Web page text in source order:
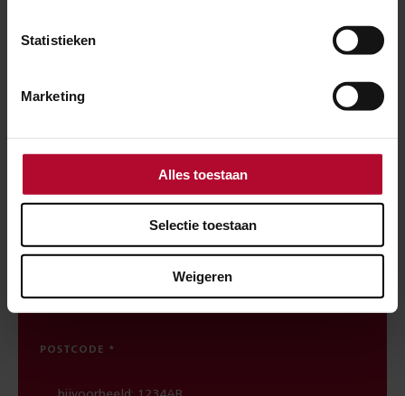
Statistieken
Marketing
Alles toestaan
Selectie toestaan
Weigeren
Ja
Spoorwerkcheck
Woon of werk je binnen 300 meter van het
spoor? Maak dan gebruik van onze
spoorwerkcheck. Je ziet direct welke
werkzaamheden in jouw buurt gepland staan.
POSTCODE